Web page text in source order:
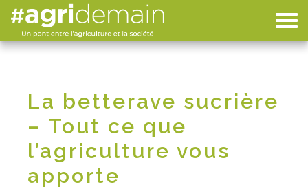
La betterave sucrière
– Tout ce que
l’agriculture vous
apporte